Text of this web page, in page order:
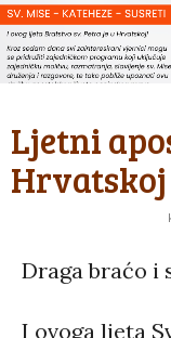
Ljetni
Hrvatskoj
Draga braćo i
I ovoga ljeta